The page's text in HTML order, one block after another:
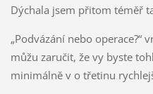
Dýchala jsem přitom téměř
„Podvázání nebo operace?“
můžu zaručit, že vy byste
minimálně v o třetinu